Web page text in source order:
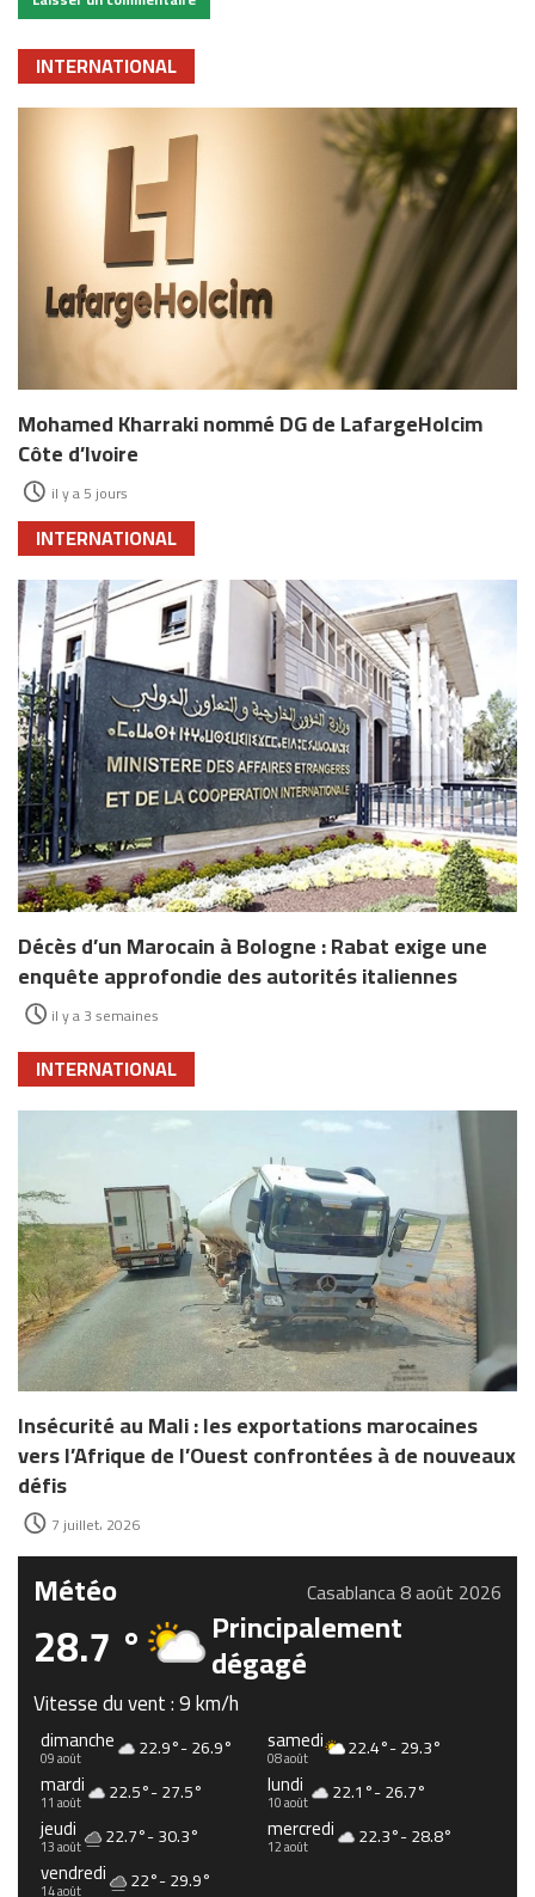
INTERNATIONAL
Mohamed Kharraki nommé DG de LafargeHolcim
Côte d’Ivoire
il y a 5 jours
INTERNATIONAL
Décès d’un Marocain à Bologne : Rabat exige une
enquête approfondie des autorités italiennes
il y a 3 semaines
INTERNATIONAL
Insécurité au Mali : les exportations marocaines
vers l’Afrique de l’Ouest confrontées à de nouveaux
défis
7 juillet، 2026